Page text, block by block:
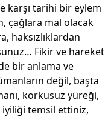
karşı tarihi bir eylem
çağlara mal olacak
haksızlıklardan
Fikir ve hareket
bir anlama ve
değil, başta
korkusuz yüreği,
iyiliği temsil ettiniz,